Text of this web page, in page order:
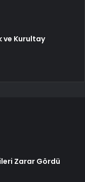
ve Kurultay
Zarar Gördü